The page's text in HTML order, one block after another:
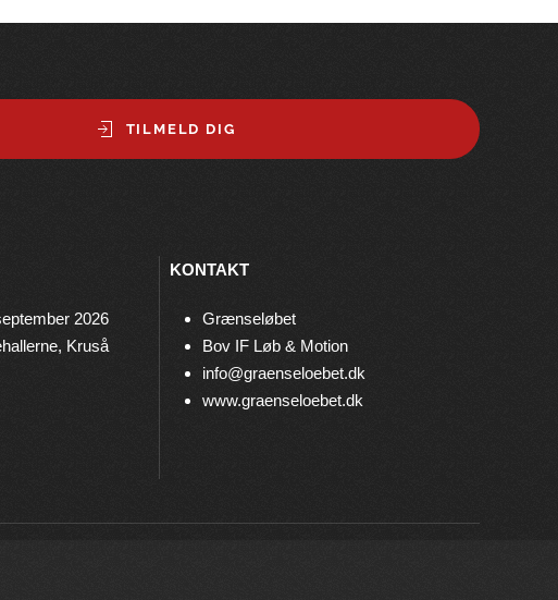
TILMELD DIG
2026
Kruså
KONTAKT
Grænseløbet
Bov IF Løb & Motion
info@graenseloebet.dk
www.graenseloebet.dk